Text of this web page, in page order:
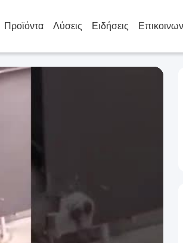
Προϊόντα Λύσεις Ειδήσεις